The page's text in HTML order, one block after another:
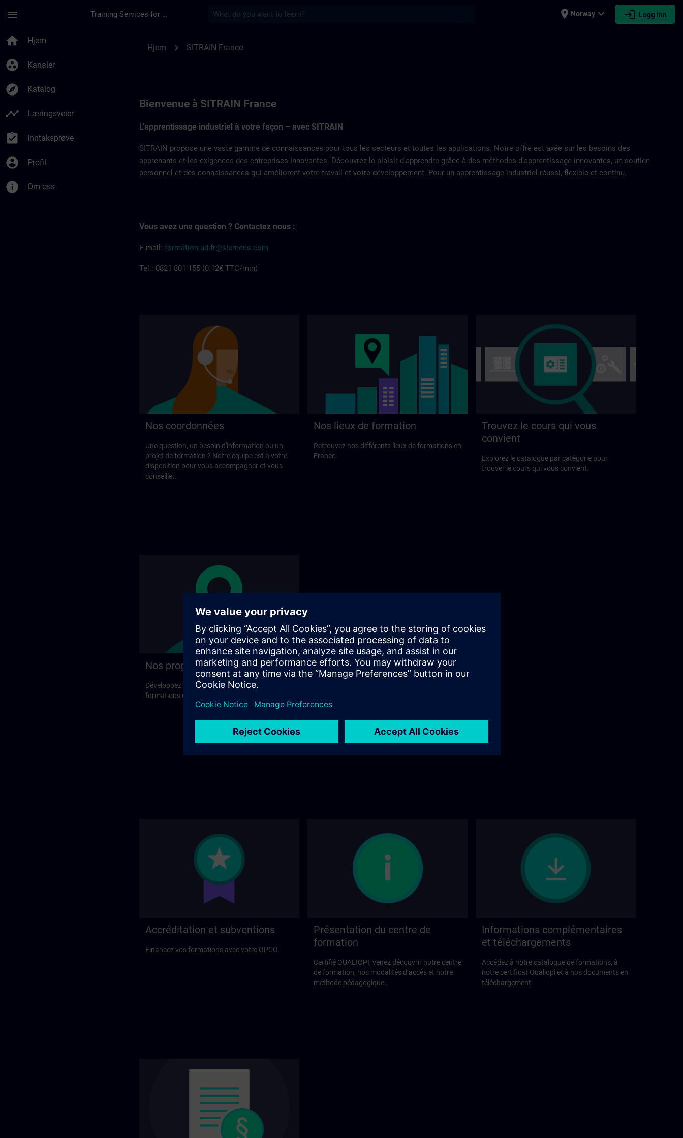
menu Training Services for Digital Industries place Norway expand_more login Logg inn
home Hjem
group_work Kanaler
explore Katalog
timeline Læringsveier
assignment_turned_in Inntaksprøve
account_circle Profil
info Om oss
Hjem chevron_right SITRAIN France
Bienvenue à SITRAIN France
L'apprentissage industriel à votre façon – avec SITRAIN
SITRAIN propose une vaste gamme de connaissances pour tous les secteurs et toutes les applications. Notre offre est axée sur les besoins des
apprenants et les exigences des entreprises innovantes. Découvrez le plaisir d'apprendre grâce à des méthodes d'apprentissage innovantes, un soutien
personnel et des connaissances qui améliorent votre travail et votre développement. Pour un apprentissage industriel réussi, flexible et continu.
Vous avez une question ? Contactez nous :
E-mail: formation.ad.fr@siemens.com
Tel.: 0821 801 155 (0.12€ TTC/min)
Nos coordonnées
Une question, un besoin d'information ou un
projet de formation ? Notre équipe est à votre
disposition pour vous accompagner et vous
conseiller.
Nos lieux de formation
Retrouvez nos différents lieux de formations en
France.
Trouvez le cours qui vous
convient
Explorez le catalogue par catégorie pour
trouver le cours qui vous convient.
Nos programmes régionaux
Développez vos compétences grâce à nos
formations certifiantes, disponibles en France.
Accréditation et subventions
Financez vos formations avec votre OPCO
Présentation du centre de
formation
Certifié QUALIOPI, venez découvrir notre centre
de formation, nos modalités d’accès et notre
méthode pédagogique .
Informations complémentaires
et téléchargements
Accédez à notre catalogue de formations, à
notre certificat Qualiopi et à nos documents en
téléchargement.